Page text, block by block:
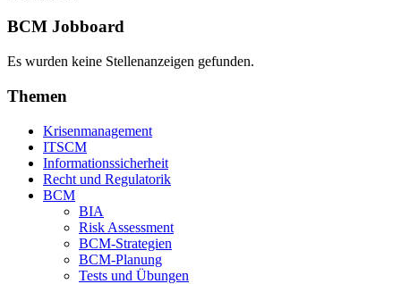
BCM Jobboard
Es wurden keine Stellenanzeigen gefunden.
Themen
Krisenmanagement
ITSCM
Informationssicherheit
Recht und Regulatorik
BCM
BIA
Risk Assessment
BCM-Strategien
BCM-Planung
Tests und Übungen